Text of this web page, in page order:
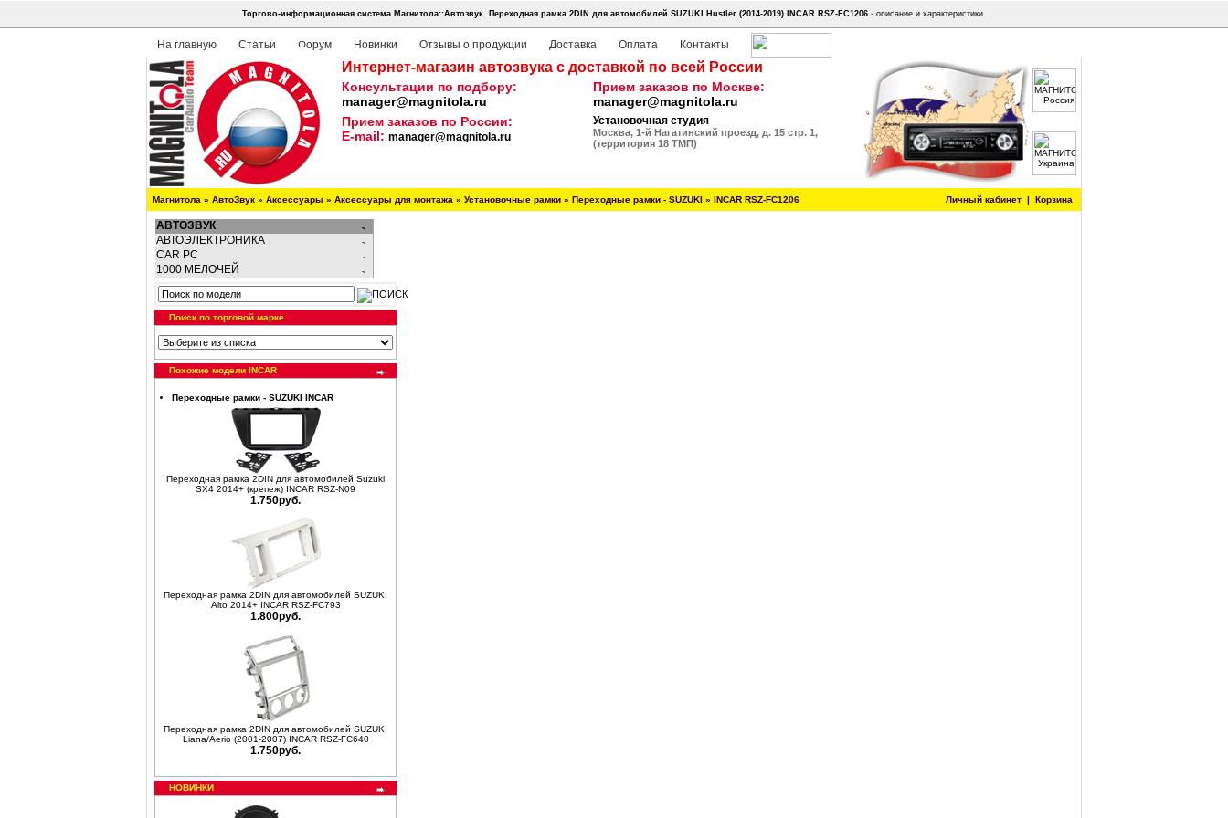
Торгово-информационная система Магнитола::Автозвук. Переходная рамка 2DIN для автомобилей SUZUKI Hustler (2014-2019) INCAR RSZ-FC1206 - описание и характеристики.
На главную Статьи Форум Новинки Отзывы о продукции Доставка Оплата Контакты
Интернет-магазин автозвука с доставкой по всей России
Консультации по подбору:
manager@magnitola.ru
Прием заказов по Москве:
manager@magnitola.ru
Прием заказов по России:
E-mail: manager@magnitola.ru
Установочная студия
Москва, 1-й Нагатинский проезд, д. 15 стр. 1,
(территория 18 ТМП)
Магнитола » АвтоЗвук » Аксессуары » Аксессуары для монтажа » Установочные рамки » Переходные рамки - SUZUKI » INCAR RSZ-FC1206 Личный кабинет | Корзина
АВТОЗВУК
АВТОЭЛЕКТРОНИКА
CAR PC
1000 МЕЛОЧЕЙ
Поиск по торговой марке
Похожие модели INCAR
Переходные рамки - SUZUKI INCAR
Переходная рамка 2DIN для автомобилей Suzuki
SX4 2014+ (крепеж) INCAR RSZ-N09
1.750руб.
Переходная рамка 2DIN для автомобилей SUZUKI
Alto 2014+ INCAR RSZ-FC793
1.800руб.
Переходная рамка 2DIN для автомобилей SUZUKI
Liana/Aerio (2001-2007) INCAR RSZ-FC640
1.750руб.
НОВИНКИ